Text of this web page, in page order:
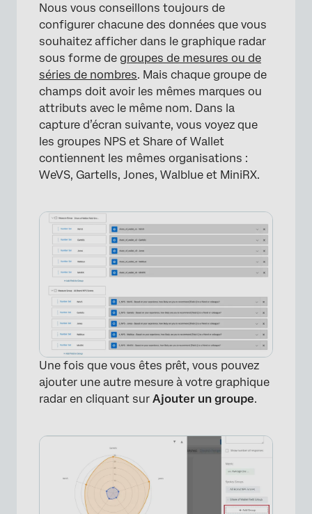
Nous vous conseillons toujours de
configurer chacune des données que vous
souhaitez afficher dans le graphique radar
sous forme de groupes de mesures ou de
séries de nombres. Mais chaque groupe de
champs doit avoir les mêmes marques ou
attributs avec le même nom. Dans la
capture d’écran suivante, vous voyez que
les groupes NPS et Share of Wallet
contiennent les mêmes organisations :
WeVS, Gartells, Jones, Walblue et MiniRX.
Une fois que vous êtes prêt, vous pouvez
ajouter une autre mesure à votre graphique
radar en cliquant sur Ajouter un groupe.